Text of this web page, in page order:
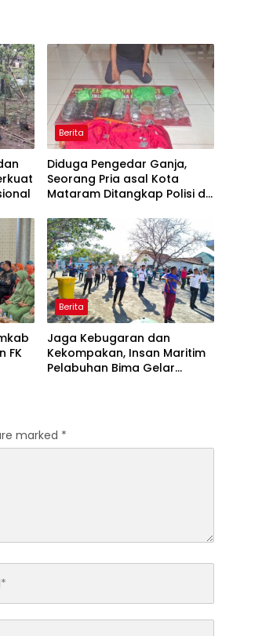
Berita
Diduga Pengedar Ganja,
Seorang Pria asal Kota
Mataram Ditangkap Polisi di
FK
Berita
Jaga Kebugaran dan
Kekompakan, Insan Maritim
Pelabuhan Bima Gelar
marked *